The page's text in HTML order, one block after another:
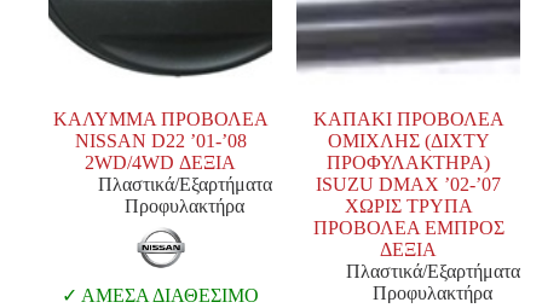
ΚΑΛΥΜΜΑ ΠΡΟΒΟΛΕΑ
NISSAN D22 ’01-’08
2WD/4WD ΔΕΞΙΑ
Πλαστικά/Εξαρτήματα
Προφυλακτήρα
ΑΜΕΣΑ ΔΙΑΘΕΣΙΜΟ
ΚΑΠΑΚΙ ΠΡΟΒΟΛΕΑ
ΟΜΙΧΛΗΣ (ΔΙΧΤΥ
ΠΡΟΦΥΛΑΚΤΗΡΑ)
ISUZU DMAX ’02-’07
ΧΩΡΙΣ ΤΡΥΠΑ
ΠΡΟΒΟΛΕΑ ΕΜΠΡΟΣ
ΔΕΞΙΑ
Πλαστικά/Εξαρτήματα
Προφυλακτήρα